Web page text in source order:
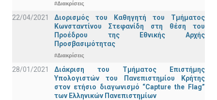
#Διακρίσεις
22/04/2021
Διορισμός του Καθηγητή του Τμήματος
Κωνσταντίνου Στεφανίδη στη θέση του
Προέδρου της Εθνικής Αρχής
Προσβασιμότητας
#Διακρίσεις
28/01/2021
Διάκριση του Τμήματος Επιστήμης
Υπολογιστών του Πανεπιστημίου Κρήτης
στον ετήσιο διαγωνισμό “Capture the Flag”
των Ελληνικών Πανεπιστημίων